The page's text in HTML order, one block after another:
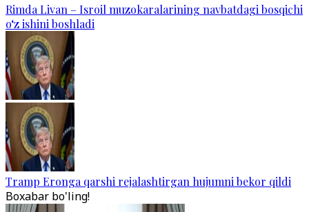
Rimda Livan – Isroil muzokaralarining navbatdagi bosqichi
o‘z ishini boshladi
Tramp Eronga qarshi rejalashtirgan hujumni bekor qildi
Boxabar bo'ling!